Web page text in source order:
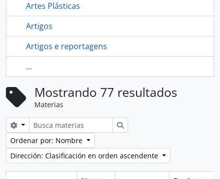
Artes Plásticas
Artigos
Artigos e reportagens
...
Mostrando 77 resultados
Materias
Search options
Búsqueda
Ordenar por: Nombre
Dirección: Clasificación en orden ascendente